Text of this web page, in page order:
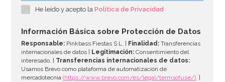
AÑADIR
He leído y acepto laPolítica de Privacidad
Información Básica sobre Protección de Datos
Responsable: Pinkbass Fiestas S.L. | Finalidad: Transferencias
internacionales de datos |
Legitimación: Consentimiento del
interesado. | Transferencias internacionales de datos:
Usamos Brevo como plataforma de automatización de
mercadotecnia(https://www.brevo.com/es/legal/termsofuse/). |